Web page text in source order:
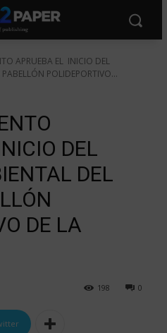
APRUEBA EL INICIO DEL
POLIDEPORTIVO...
DEL
DEL
DE LA
0
198